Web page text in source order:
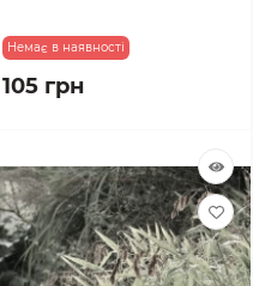
Немає в наявності
105 грн